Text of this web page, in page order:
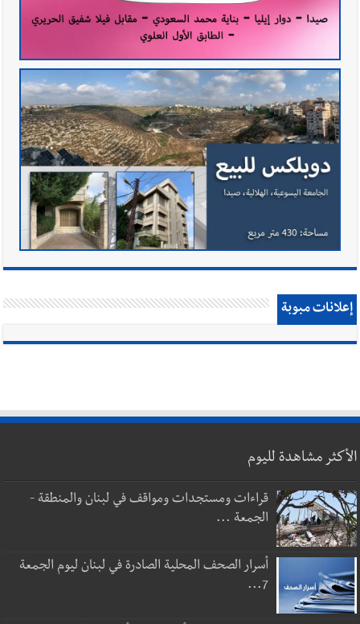
إعلانات مبوبة
الأكثر مشاهدة لليوم
قراءات ومستجدات ومواقف في لبنان والمنطقة -
الجمعة ...
أسرار الصحف المحلية الصادرة في لبنان ليوم الجمعة
7...